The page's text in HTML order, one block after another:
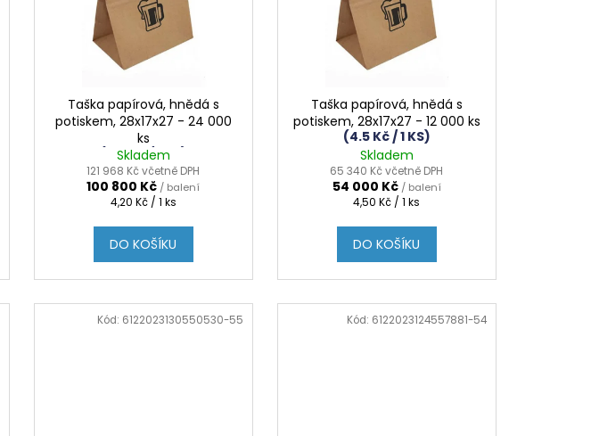
Taška papírová, hnědá s
potiskem, 28x17x27 - 24 000
ks
(4.2 Kč / 1 KS)
Skladem
121 968 Kč včetně DPH
100 800 Kč / balení
Měrná
4,20 Kč / 1 ks
DO KOŠÍKU
Taška papírová, hnědá s
potiskem, 28x17x27 - 12 000 ks
(4.5 Kč / 1 KS)
Skladem
65 340 Kč včetně DPH
54 000 Kč / balení
Měrná
4,50 Kč / 1 ks
DO KOŠÍKU
Kód: 6122023130550530-55 Kód: 6122023124557881-54